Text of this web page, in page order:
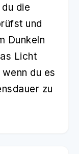
die
und
Dunkeln
Licht
du es
zu